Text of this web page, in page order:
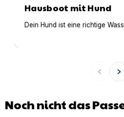
Hausboot mit Hund
Dein Hund ist eine richtige
Noch nicht das